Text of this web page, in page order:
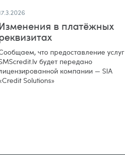
в платёжных
что предоставление услуг
будет передано
компании — SIA
Solutions»